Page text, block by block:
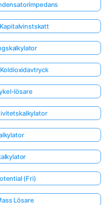
lösare
(Fri)
Lösare